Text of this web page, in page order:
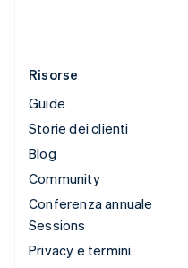
Risorse
Guide
Storie dei clienti
Blog
Community
Conferenza annuale
Sessions
Privacy e termini